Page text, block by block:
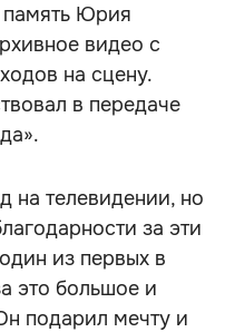
память Юрия
видео с
на сцену.
в передаче
на телевидении, но
за эти
из первых в
это большое и
подарил мечту и